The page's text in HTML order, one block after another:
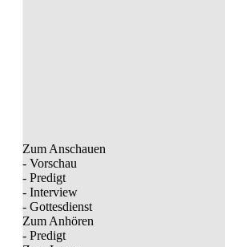
Zum Anschauen
- Vorschau
- Predigt
- Interview
- Gottesdienst
Zum Anhören
- Predigt